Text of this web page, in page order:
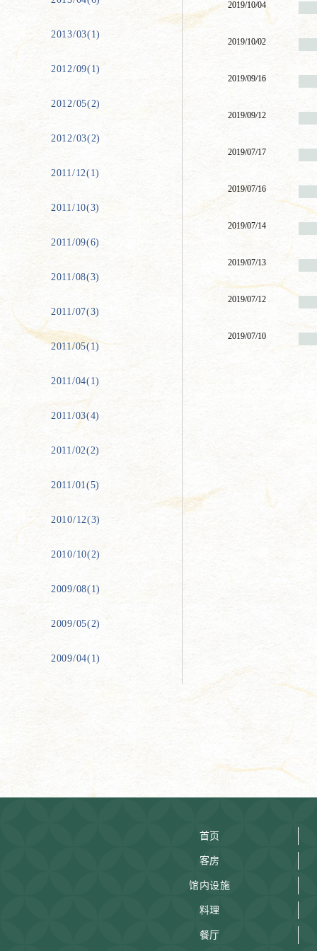
2013/03(1)
2012/09(1)
2012/05(2)
2012/03(2)
2011/12(1)
2011/10(3)
2011/09(6)
2011/08(3)
2011/07(3)
2011/05(1)
2011/04(1)
2011/03(4)
2011/02(2)
2011/01(5)
2010/12(3)
2010/10(2)
2009/08(1)
2009/05(2)
2009/04(1)
2019/10/04
2019/10/02
2019/09/16
2019/09/12
2019/07/17
2019/07/16
2019/07/14
2019/07/13
2019/07/12
2019/07/10
首页
客房
馆内设施
料理
餐厅